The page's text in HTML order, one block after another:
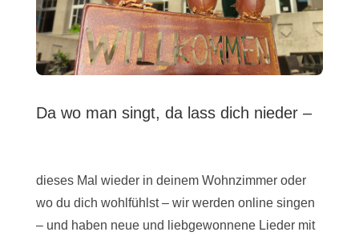
Da wo man singt, da lass dich nieder –
dieses Mal wieder in deinem Wohnzimmer oder
wo du dich wohlfühlst – wir werden online singen
– und haben neue und liebgewonnene Lieder mit